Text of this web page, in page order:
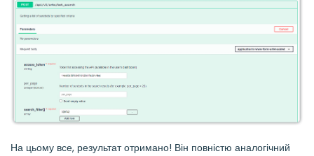
На цьому все, результат отримано! Він повністю аналогічний